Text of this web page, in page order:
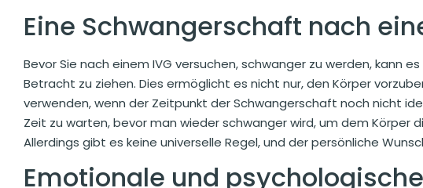
Eine Schwangerschaft nach
Bevor Sie nach einem IVG versuchen, schwanger zu werden, kann
Betracht zu ziehen. Dies ermöglicht es nicht nur, den Körper
verwenden, wenn der Zeitpunkt der Schwangerschaft noch nicht
Zeit zu warten, bevor man wieder schwanger wird, um dem Körper
Allerdings gibt es keine universelle Regel, und der persönliche
Emotionale und